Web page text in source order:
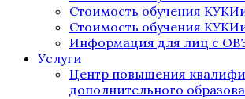
Стоимость обучения
Стоимость обучения
Информация для лиц с
Услуги
Центр повышения
дополнительного